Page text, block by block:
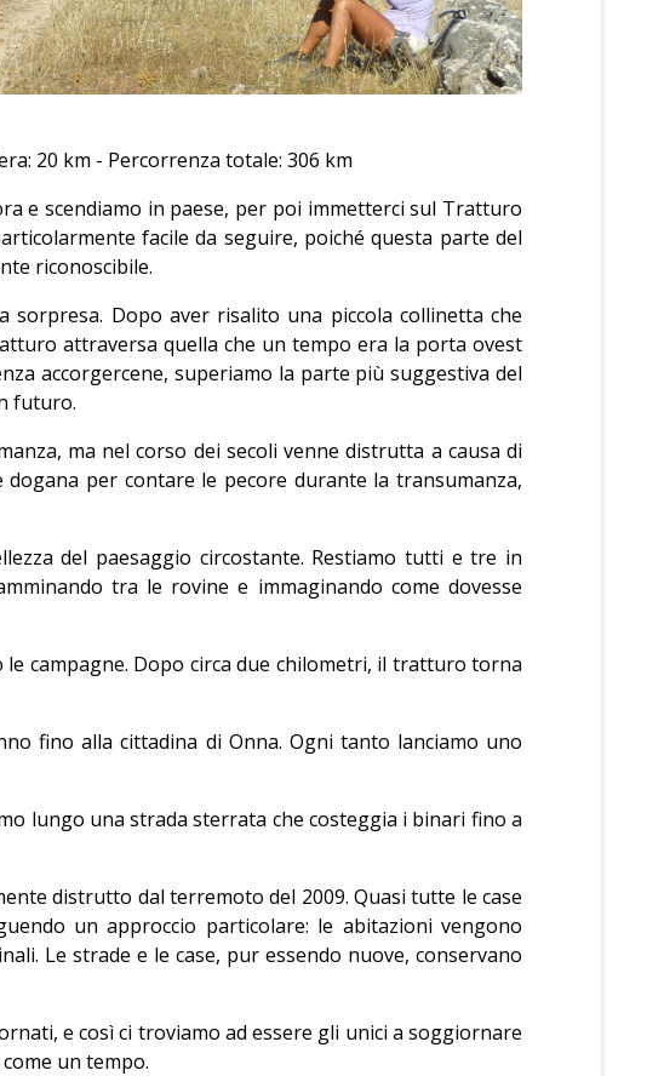
20 km - Percorrenza totale: 306 km
e scendiamo in paese, per poi immetterci sul Tratturo
facile da seguire, poiché questa parte del
riconoscibile.
Dopo aver risalito una piccola collinetta che
attraversa quella che un tempo era la porta ovest
accorgercene, superiamo la parte più suggestiva del
futuro.
ma nel corso dei secoli venne distrutta a causa di
per contare le pecore durante la transumanza,
del paesaggio circostante. Restiamo tutti e tre in
tra le rovine e immaginando come dovesse
campagne. Dopo circa due chilometri, il tratturo torna
fino alla cittadina di Onna. Ogni tanto lanciamo uno
lungo una strada sterrata che costeggia i binari fino a
distrutto dal terremoto del 2009. Quasi tutte le case
un approccio particolare: le abitazioni vengono
Le strade e le case, pur essendo nuove, conservano
e così ci troviamo ad essere gli unici a soggiornare
un tempo.